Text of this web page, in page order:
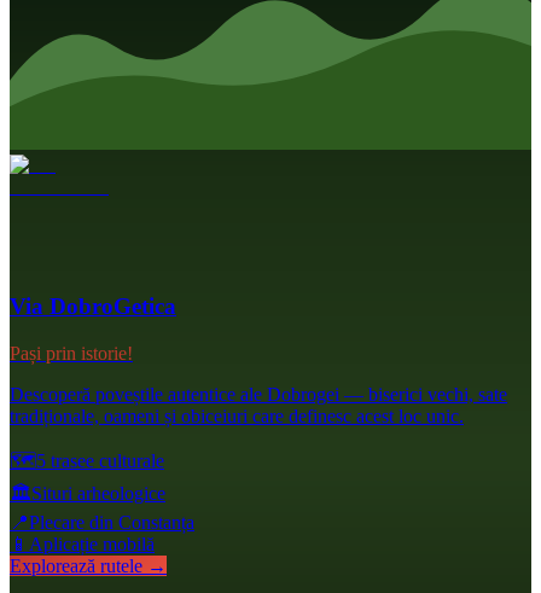
Via DobroGetica
Pași prin istorie!
Descoperă poveștile autentice ale Dobrogei — biserici vechi, sate
tradiționale, oameni și obiceiuri care definesc acest loc unic.
🗺️5 trasee culturale
🏛️Situri arheologice
📍Plecare din Constanța
📱 Aplicație mobilă
Explorează rutele →